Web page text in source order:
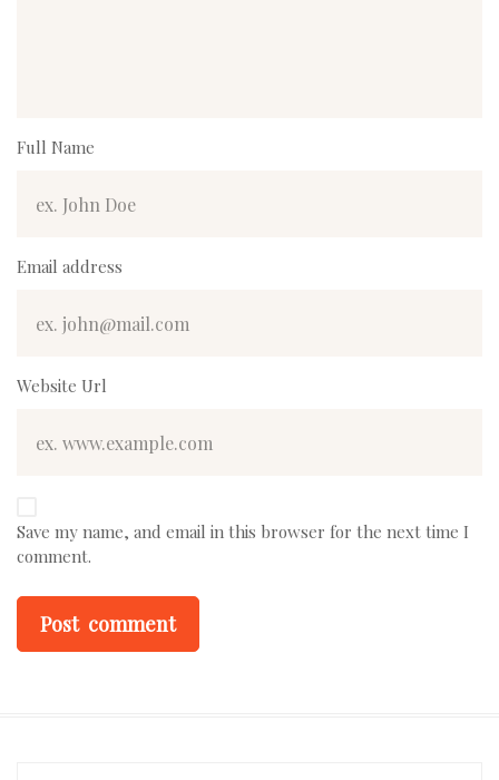
Full Name
Email address
Website Url
Save my name, and email in this browser for the next time I
comment.